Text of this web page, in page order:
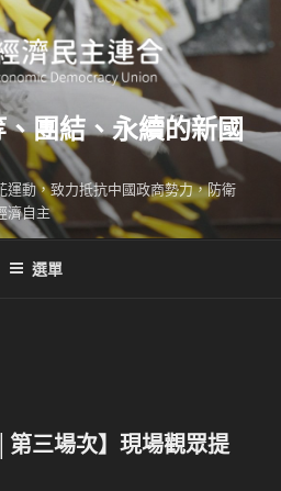
團結、永續的新國
動，致力抵抗中國政商勢力，防衛
濟自主
選單
第三場次】現場觀眾提